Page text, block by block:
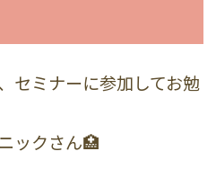
セミナーに参加してお勉
ックさん🏥